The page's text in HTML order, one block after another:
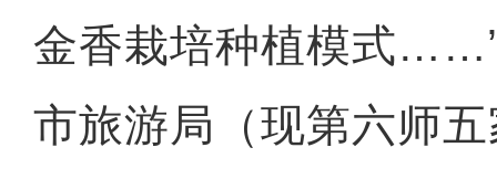
金香栽培种植模式
市旅游局（现第六师